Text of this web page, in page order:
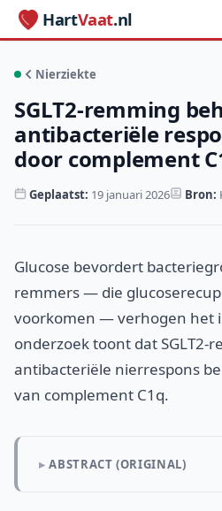
HartVaat.nl
Nierziekte
SGLT2-remming
antibacteriële
door complement
Geplaatst: 19 januari 2026 Bron:
Glucose bevordert
remmers — die
voorkomen — verhogen het
onderzoek toont dat SGLT2-
antibacteriële nierrespons
van complement C1q.
ABSTRACT (ORIGINAL)